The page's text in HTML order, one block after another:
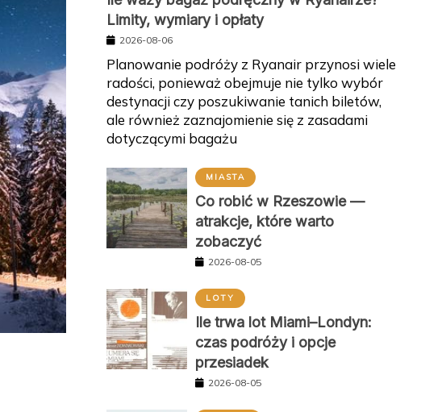
Limity, wymiary i opłaty
2026-08-06
Planowanie podróży z Ryanair przynosi wiele
radości, ponieważ obejmuje nie tylko wybór
destynacji czy poszukiwanie tanich biletów,
ale również zaznajomienie się z zasadami
dotyczącymi bagażu
MIASTA
Co robić w Rzeszowie —
atrakcje, które warto
zobaczyć
2026-08-05
LOTY
Ile trwa lot Miami–Londyn:
czas podróży i opcje
przesiadek
2026-08-05